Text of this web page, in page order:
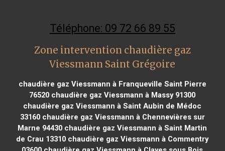
Téléphone: 09 72 66 89 55
Zone intervention chaudière gaz
Viessmann Saint Grégoire
chaudière gaz Viessmann à Franqueville Saint Pierre
76520 chaudière gaz Viessmann à Massy 91300
chaudière gaz Viessmann à Saint Aubin de Médoc
33160chaudière gaz Viessmann à Chennevières sur
Marne 94430 chaudière gaz Viessmann à Saint Martin
de Crau 13310 chaudière gaz Viessmann à Commentry